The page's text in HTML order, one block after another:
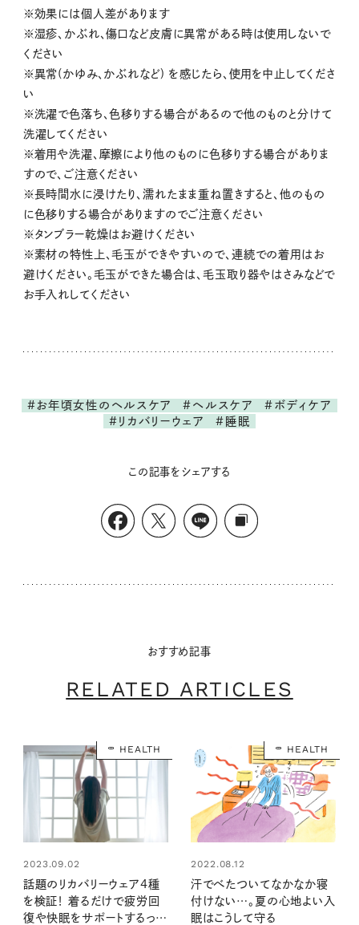
※効果には個人差があります
※湿疹、かぶれ、傷口など皮膚に異常がある時は使用しないで
ください
※異常(かゆみ、かぶれなど) を感じたら、使用を中止してくださ
い
※洗濯で色落ち、色移りする場合があるので他のものと分けて
洗濯してください
※着用や洗濯、摩擦により他のものに色移りする場合がありま
すので、ご注意ください
※長時間水に浸けたり、濡れたまま重ね置きすると、他のもの
に色移りする場合がありますのでご注意ください
※タンブラー乾燥はお避けください
※素材の特性上、毛玉ができやすいので、連続での着用はお
避けください。毛玉ができた場合は、毛玉取り器やはさみなどで
お手入れしてください
#お年頃女性のヘルスケア #ヘルスケア
#ボディケア
#リカバリーウェア
#睡眠
この記事をシェアする
おすすめ記事
RELATED ARTICLES
HEALTH
2023.09.02
話題のリカバリーウェア4種
を検証！ 着るだけで疲労回
復や快眠をサポートするって
HEALTH
2022.08.12
汗でべたついてなかなか寝
付けない…。夏の心地よい入
眠はこうして守る